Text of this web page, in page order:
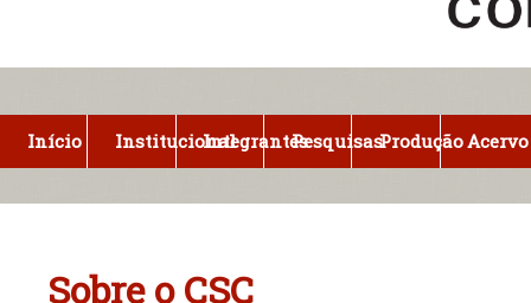
Início InstitucionalIntegrantesPesquisasProduçãoAcervo
Sobre o CSC